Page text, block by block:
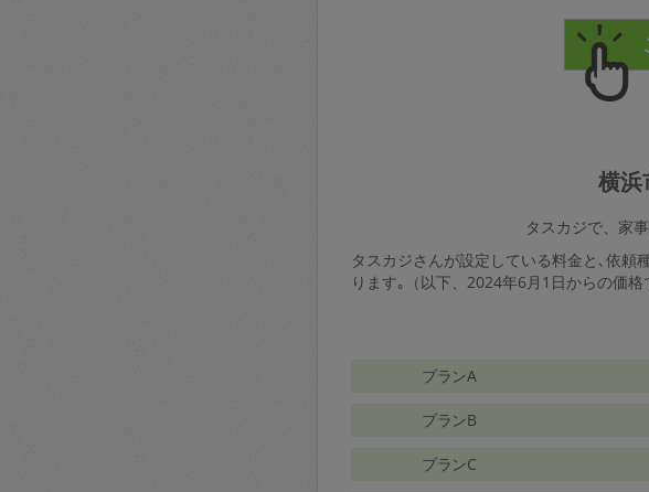
横浜
タスカジで、家
タスカジさんが設定している料金と､依頼
ります｡（以下、2024年6月1日からの価格
プランA
プランB
プランC